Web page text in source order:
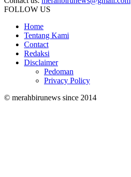
FOLLOW US
Home
Tentang Kami
Contact
Redaksi
Disclaimer
Pedoman
Privacy Policy
© merahbirunews since 2014